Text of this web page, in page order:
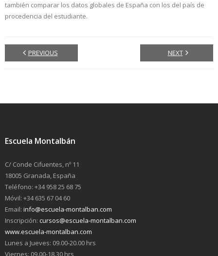
también comparar los datos globales de España con los del país de
procedencia del estudiante.
PREVIOUS NEXT
Escuela Montalbán
C/ Conde Cifuentes, nº 11
18005 Granada, España
Teléfono: +34 958 25 68 75
Móvil: +34 635 67 04 60
Email: info@escuela-montalban.com
Inscripción: cursos@escuela-montalban.com
www.escuela-montalban.com
Lunes a Jueves: 09.00-20.00 hrs
Viernes: 09.00-18.30 hrs